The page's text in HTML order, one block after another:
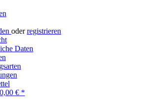
oderregistrieren
Daten
0,00 € *